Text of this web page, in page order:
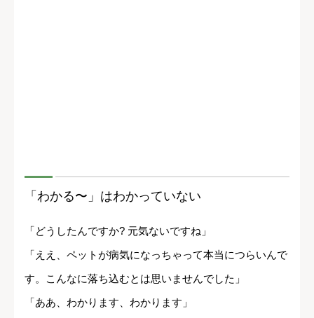
「わかる〜」はわかっていない
「どうしたんですか? 元気ないですね」
「ええ、ペットが病気になっちゃって本当につらいんで
す。こんなに落ち込むとは思いませんでした」
「ああ、わかります、わかります」